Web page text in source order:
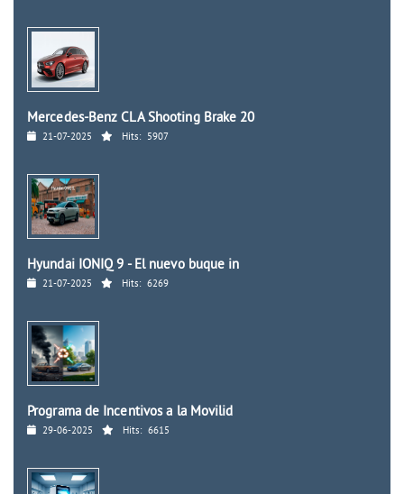
Mercedes-Benz CLA Shooting Brake 20
21-07-2025 Hits: 5907
Hyundai IONIQ 9 - El nuevo buque in
21-07-2025 Hits: 6269
Programa de Incentivos a la Movilid
29-06-2025 Hits: 6615